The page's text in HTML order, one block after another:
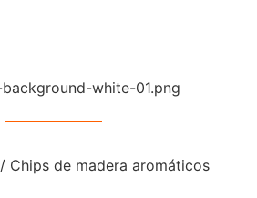
/ Chips de madera aromáticos